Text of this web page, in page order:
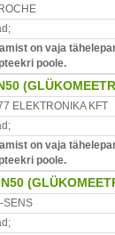
ROCHE
;
on vaja
poole.
ELEKTRONIKA KFT
;
on vaja
poole.
I-SENS
;